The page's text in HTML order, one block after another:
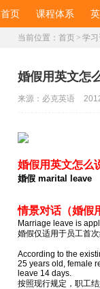
首页 课程体系
当前位置： 首页 > 学
婚假用英文怎
来源： 必克英语
婚假用英文怎么
婚假 marital leave
情景对话（婚假
Marriage leave is
婚假仅适用于员工首次
According to the
25 years old, female
leave 14 days.
按照现行规定，职工